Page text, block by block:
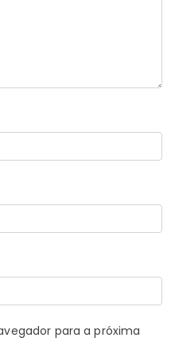
para a próxima